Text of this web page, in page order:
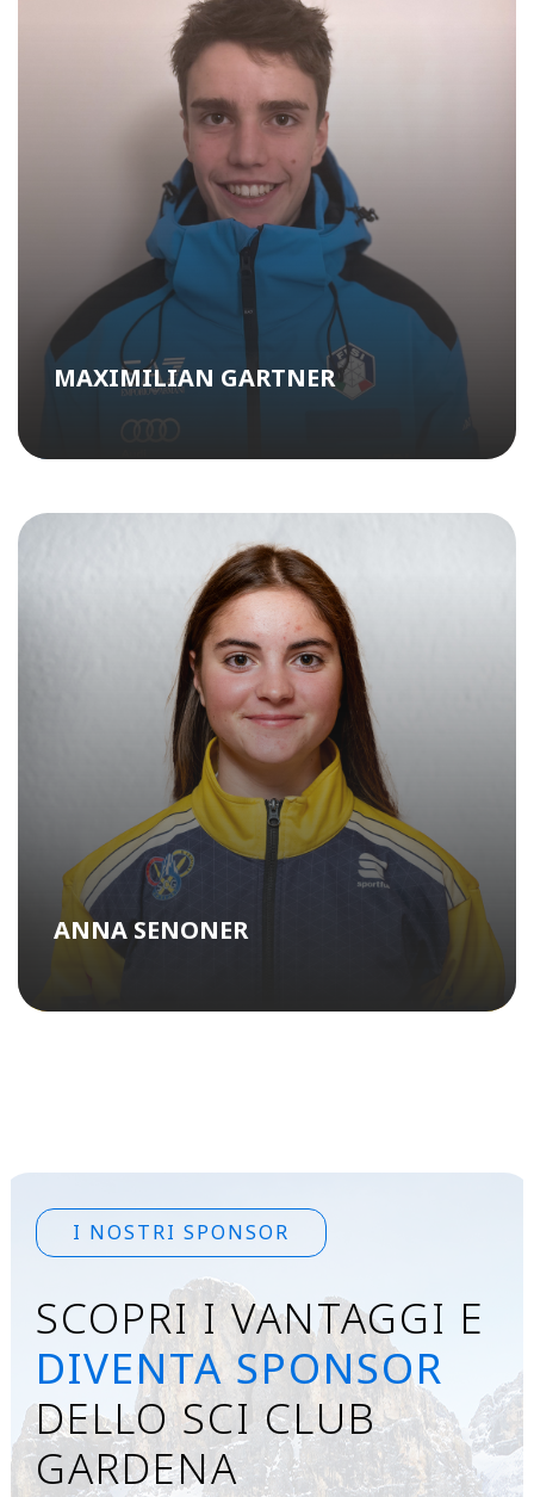
MAXIMILIAN GARTNER
ANNA SENONER
I NOSTRI SPONSOR
SCOPRI I VANTAGGI E
DIVENTA SPONSOR
DELLO SCI CLUB
GARDENA